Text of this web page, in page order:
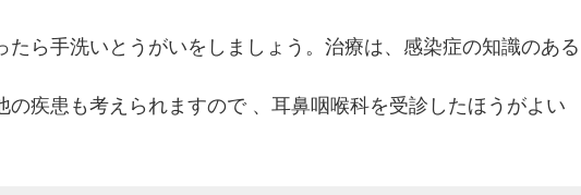
ら手洗いとうがいをしましょう。治療は、感染症の知識のある
の疾患も考えられますので 、耳鼻咽喉科を受診したほうがよい